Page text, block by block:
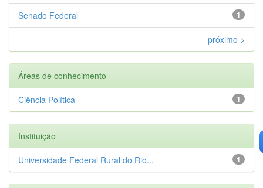
1
Senado Federal
próximo >
Áreas de conhecimento
1
Ciência Política
Instituição
1
Universidade Federal Rural do Rio...